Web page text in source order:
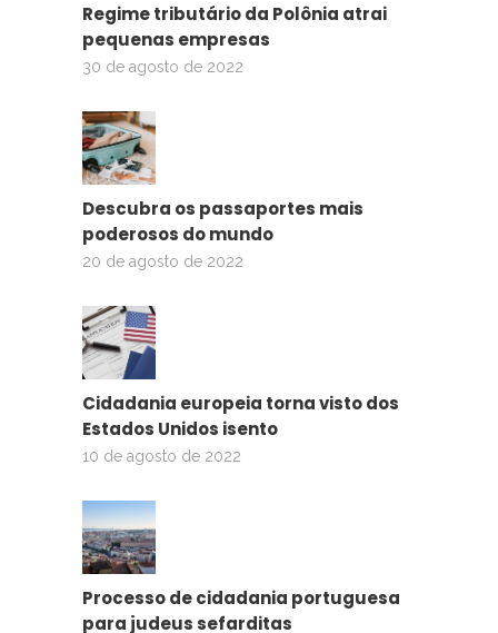
Regime tributário da Polônia atrai
pequenas empresas
30 de agosto de 2022
Descubra os passaportes mais
poderosos do mundo
20 de agosto de 2022
Cidadania europeia torna visto dos
Estados Unidos isento
10 de agosto de 2022
Processo de cidadania portuguesa
para judeus sefarditas